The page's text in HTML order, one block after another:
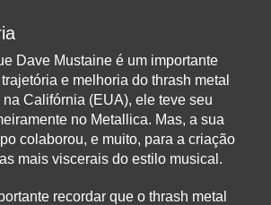
Dave Mustaine é um importante
e melhoria do thrash metal
Califórnia (EUA), ele teve seu
no Metallica. Mas, a sua
colaborou, e muito, para a criação
mais viscerais do estilo musical.
recordar que o thrash metal